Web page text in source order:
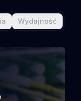
Wydajność